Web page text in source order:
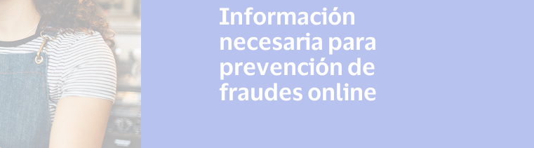
Información
necesaria para
prevención de
fraudes online